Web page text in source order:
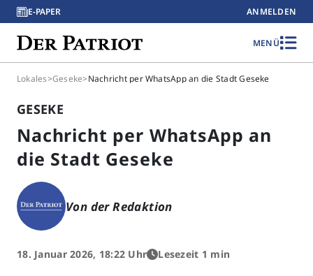
E-PAPER ANMELDEN
MENÜ
Lokales>Geseke>Nachricht per WhatsApp an die Stadt Geseke
GESEKE
Nachricht per WhatsApp an
die Stadt Geseke
Von der Redaktion
18. Januar 2026, 18:22 Uhr Lesezeit 1 min